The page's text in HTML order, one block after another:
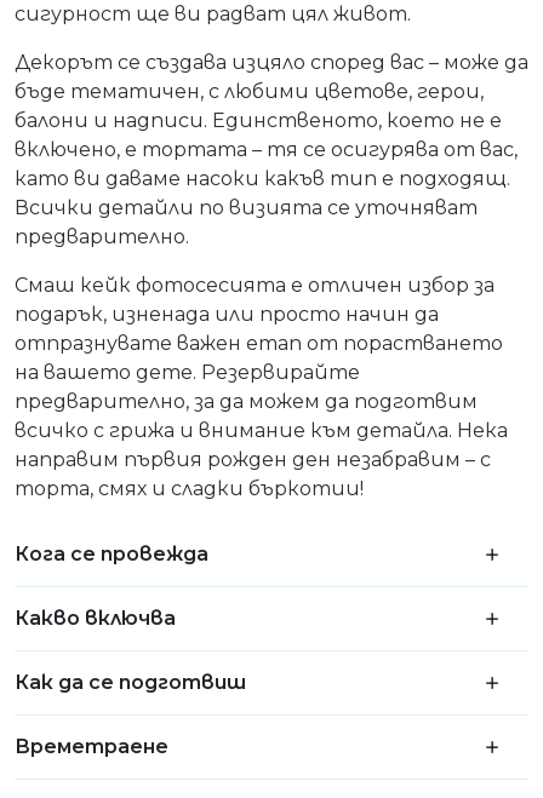
сигурност ще ви радват цял живот.
Декорът се създава изцяло според вас – може да
бъде тематичен, с любими цветове, герои,
балони и надписи. Единственото, което не е
включено, е тортата – тя се осигурява от вас,
като ви даваме насоки какъв тип е подходящ.
Всички детайли по визията се уточняват
предварително.
Смаш кейк фотосесията е отличен избор за
подарък, изненада или просто начин да
отпразнувате важен етап от порастването
на вашето дете. Резервирайте
предварително, за да можем да подготвим
всичко с грижа и внимание към детайла. Нека
направим първия рожден ден незабравим – с
торта, смях и сладки бъркотии!
Кога се провежда
Какво включва
Как да се подготвиш
Времетраене